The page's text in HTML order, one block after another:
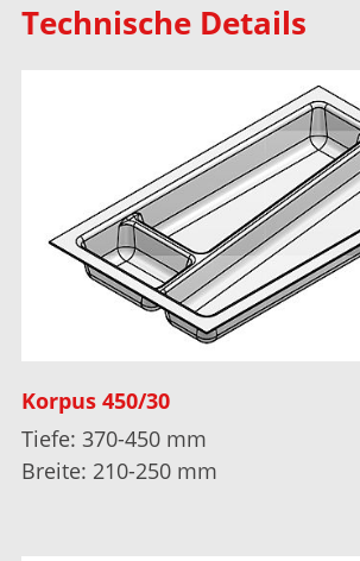
Technische Details
Korpus 450/30
Tiefe: 370-450 mm
Breite: 210-250 mm